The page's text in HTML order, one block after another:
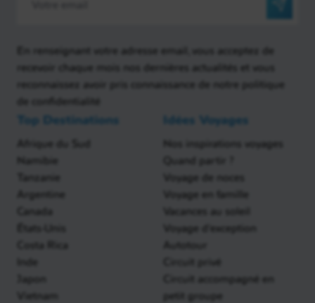
En renseignant votre adresse email, vous acceptez de
recevoir chaque mois nos dernières actualités et vous
reconnaissez avoir pris connaissance de notre politique
de confidentialité
Top Destinations
Afrique du Sud
Namibie
Tanzanie
Argentine
Canada
États-Unis
Costa Rica
Inde
Japon
Vietnam
Idées Voyages
Nos inspirations voyages
Quand partir ?
Voyage de noces
Voyage en famille
Vacances au soleil
Voyage d'exception
Autotour
Circuit privé
Circuit accompagné en
petit groupe